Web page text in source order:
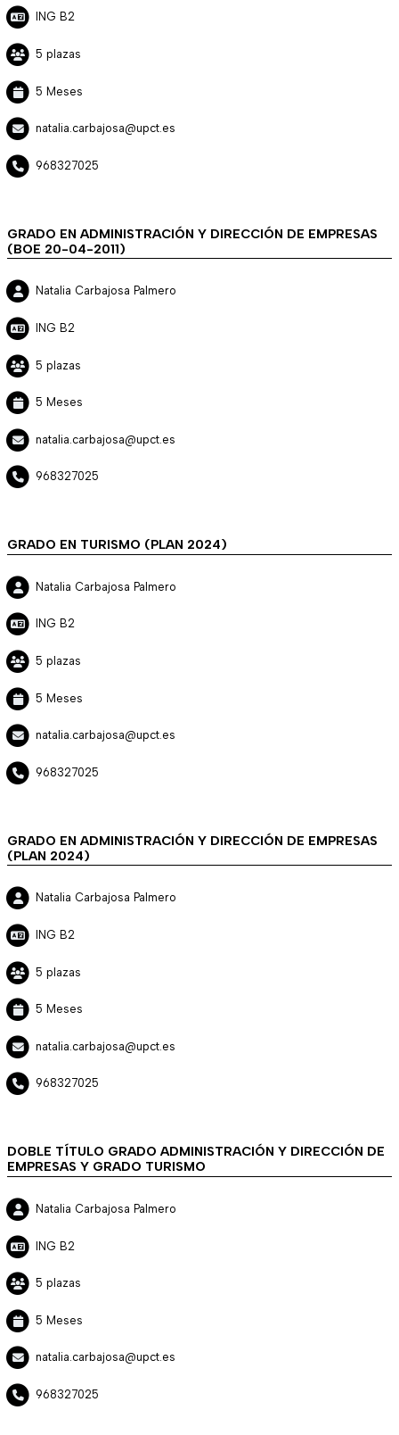
ING B2
5 plazas
5 Meses
natalia.carbajosa@upct.es
968327025
GRADO EN ADMINISTRACIÓN Y DIRECCIÓN DE EMPRESAS
(BOE 20-04-2011)
Natalia Carbajosa Palmero
ING B2
5 plazas
5 Meses
natalia.carbajosa@upct.es
968327025
GRADO EN TURISMO (PLAN 2024)
Natalia Carbajosa Palmero
ING B2
5 plazas
5 Meses
natalia.carbajosa@upct.es
968327025
GRADO EN ADMINISTRACIÓN Y DIRECCIÓN DE EMPRESAS
(PLAN 2024)
Natalia Carbajosa Palmero
ING B2
5 plazas
5 Meses
natalia.carbajosa@upct.es
968327025
DOBLE TÍTULO GRADO ADMINISTRACIÓN Y DIRECCIÓN DE
EMPRESAS Y GRADO TURISMO
Natalia Carbajosa Palmero
ING B2
5 plazas
5 Meses
natalia.carbajosa@upct.es
968327025